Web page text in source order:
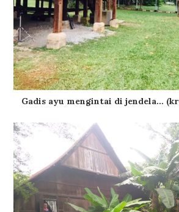
Gadis ayu mengintai di jendela…